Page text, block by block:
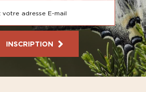
INSCRIPTION